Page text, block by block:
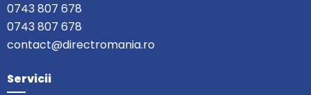
0743 807 678
0743 807 678
contact@directromania.ro
Servicii